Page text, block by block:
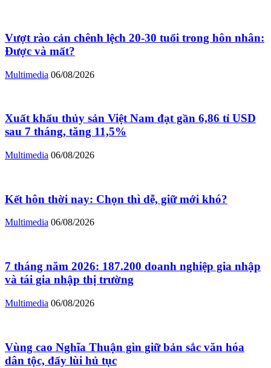
Vượt rào cản chênh lệch 20-30 tuổi trong hôn nhân:
Được và mất?
Multimedia 06/08/2026
Xuất khẩu thủy sản Việt Nam đạt gần 6,86 tỉ USD
sau 7 tháng, tăng 11,5%
Multimedia 06/08/2026
Kết hôn thời nay: Chọn thì dễ, giữ mới khó?
Multimedia 06/08/2026
7 tháng năm 2026: 187.200 doanh nghiệp gia nhập
và tái gia nhập thị trường
Multimedia 06/08/2026
Vùng cao Nghĩa Thuận gìn giữ bản sắc văn hóa
dân tộc, đẩy lùi hủ tục